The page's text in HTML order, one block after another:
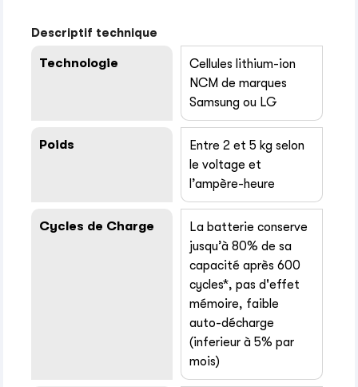
Descriptif technique
Technologie
Cellules lithium-ion
NCM de marques
Samsung ou LG
Poids
Entre 2 et 5 kg selon
le voltage et
l’ampère-heure
Cycles de Charge
La batterie conserve
jusqu’à 80% de sa
capacité après 600
cycles*, pas d'effet
mémoire, faible
auto-décharge
(inferieur à 5% par
mois)